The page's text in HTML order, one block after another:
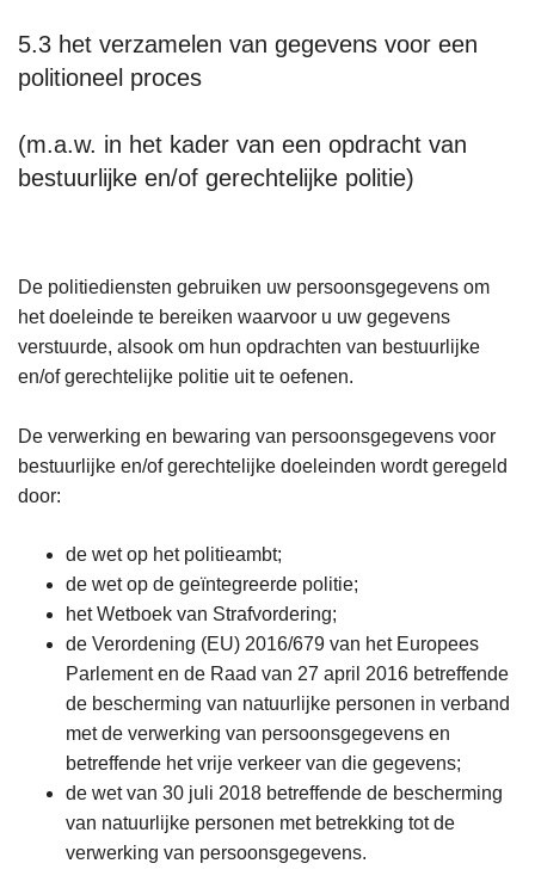
5.3 het verzamelen van gegevens voor een
politioneel proces
(m.a.w. in het kader van een opdracht van
bestuurlijke en/of gerechtelijke politie)
De politiediensten gebruiken uw persoonsgegevens om
het doeleinde te bereiken waarvoor u uw gegevens
verstuurde, alsook om hun opdrachten van bestuurlijke
en/of gerechtelijke politie uit te oefenen.
De verwerking en bewaring van persoonsgegevens voor
bestuurlijke en/of gerechtelijke doeleinden wordt geregeld
door:
de wet op het politieambt;
de wet op de geïntegreerde politie;
het Wetboek van Strafvordering;
de Verordening (EU) 2016/679 van het Europees
Parlement en de Raad van 27 april 2016 betreffende
de bescherming van natuurlijke personen in verband
met de verwerking van persoonsgegevens en
betreffende het vrije verkeer van die gegevens;
de wet van 30 juli 2018 betreffende de bescherming
van natuurlijke personen met betrekking tot de
verwerking van persoonsgegevens.